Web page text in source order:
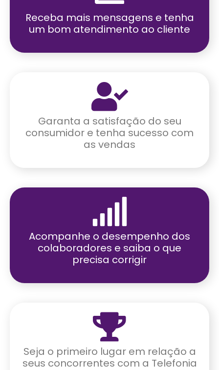
Receba mais mensagens e tenha
um bom atendimento ao cliente
Garanta a satisfação do seu
consumidor e tenha sucesso com
as vendas
Acompanhe o desempenho dos
colaboradores e saiba o que
precisa corrigir
Seja o primeiro lugar em relação a
seus concorrentes com a Telefonia